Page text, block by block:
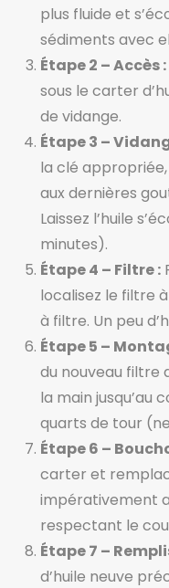
plus fluide et
sédiments avec
Étape 2 – Accès :
sous le carter
de vidange.
Étape 3 –
la clé
aux dernières
Laissez l’huile
minutes).
Étape 4 – Filtre :
localisez le filtre
à filtre. Un peu
Étape 5 –
du nouveau filtre
la main jusqu’au
quarts de tour
Étape 6 –
carter et
impérativement
respectant le
Étape 7 –
d’huile neuve